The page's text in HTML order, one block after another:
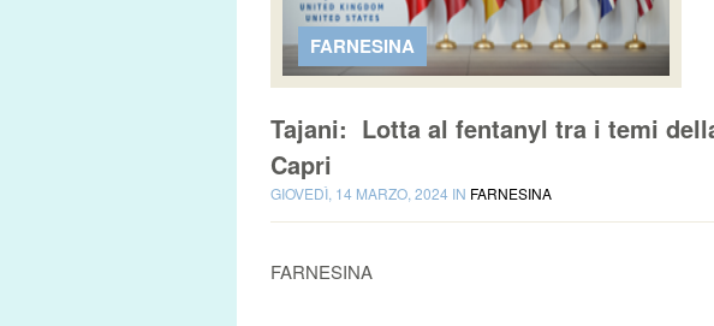
FARNESINA
Tajani: Lotta al fentanyl tra i temi
Capri
GIOVEDÌ, 14 MARZO, 2024 IN FARNESINA
FARNESINA